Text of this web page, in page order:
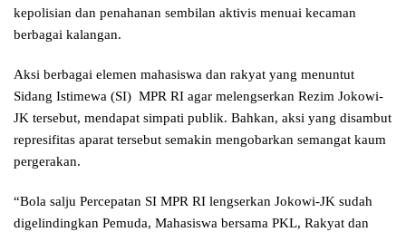
kepolisian dan penahanan sembilan aktivis menuai kecaman
berbagai kalangan.
Aksi berbagai elemen mahasiswa dan rakyat yang menuntut
Sidang Istimewa (SI) MPR RI agar melengserkan Rezim Jokowi-
JK tersebut, mendapat simpati publik. Bahkan, aksi yang disambut
represifitas aparat tersebut semakin mengobarkan semangat kaum
pergerakan.
“Bola salju Percepatan SI MPR RI lengserkan Jokowi-JK sudah
digelindingkan Pemuda, Mahasiswa bersama PKL, Rakyat dan